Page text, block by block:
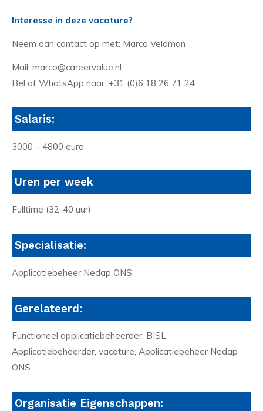
Interesse in deze vacature?
Neem dan contact op met: Marco Veldman
Mail: marco@careervalue.nl
Bel of WhatsApp naar: +31 (0)6 18 26 71 24
Salaris:
3000 – 4800 euro
Uren per week
Fulltime (32-40 uur)
Specialisatie:
Applicatiebeheer Nedap ONS
Gerelateerd:
Functioneel applicatiebeheerder, BISL,
Applicatiebeheerder, vacature, Applicatiebeheer Nedap
ONS
Organisatie Eigenschappen: